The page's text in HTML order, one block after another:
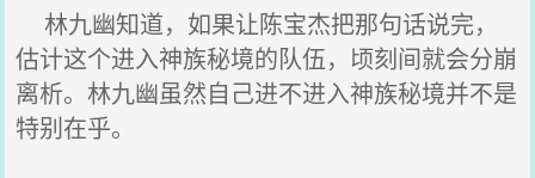
林九幽知道，如果让陈宝杰把那句话说完，
估计这个进入神族秘境的队伍，顷刻间就会分崩
离析。林九幽虽然自己进不进入神族秘境并不是
特别在乎。